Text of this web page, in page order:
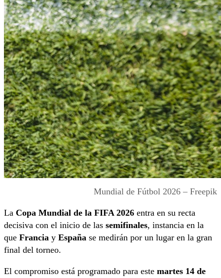
Mundial de Fútbol 2026 – Freepik
La Copa Mundial de la FIFA 2026 entra en su recta
decisiva con el inicio de las semifinales, instancia en la
que Francia y España se medirán por un lugar en la gran
final del torneo.
El compromiso está programado para este martes 14 de